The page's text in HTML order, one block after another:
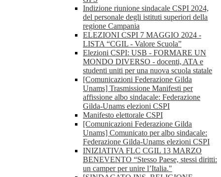
Indizione riunione sindacale CSPI 2024,
del personale degli istituti superiori della
regione Campania
ELEZIONI CSPI 7 MAGGIO 2024 -
LISTA “CGIL - Valore Scuola”
Elezioni CSPI: USB - FORMARE UN
MONDO DIVERSO - docenti, ATA e
studenti uniti per una nuova scuola statale
[Comunicazioni Federazione Gilda
Unams] Trasmissione Manifesti per
affissione albo sindacale: Federazione
Gilda-Unams elezioni CSPI
Manifesto elettorale CSPI
[Comunicazioni Federazione Gilda
Unams] Comunicato per albo sindacale:
Federazione Gilda-Unams elezioni CSPI
INIZIATIVA FLC CGIL 13 MARZO
BENEVENTO “Stesso Paese, stessi diritti:
un camper per unire l’Italia."